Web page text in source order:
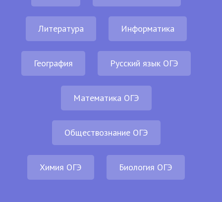
Литература Информатика
География Русский язык ОГЭ
Математика ОГЭ
Обществознание ОГЭ
Химия ОГЭ Биология ОГЭ